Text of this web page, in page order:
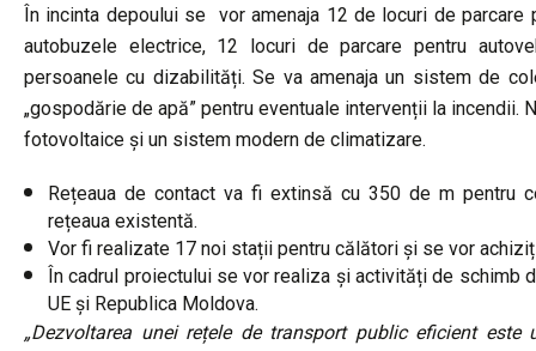
În incinta depoului se vor amenaja 12 de locuri de parcare
autobuzele electrice, 12 locuri de parcare pentru
persoanele cu dizabilități. Se va amenaja un sistem de
„gospodărie de apă” pentru eventuale intervenții la incendii.
fotovoltaice și un sistem modern de climatizare.
Rețeaua de contact va fi extinsă cu 350 de m pentru
rețeaua existentă.
Vor fi realizate 17 noi stații pentru călători și se vor
În cadrul proiectului se vor realiza și activități de schimb
UE și Republica Moldova.
„Dezvoltarea unei rețele de transport public eficient